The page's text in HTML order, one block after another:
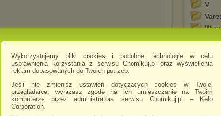
Wykorzystujemy pliki cookies i podobne technologie w celu
usprawnienia korzystania z serwisu Chomikuj.pl oraz wyświetlenia
reklam dopasowanych do Twoich potrzeb.
Jeśli nie zmienisz ustawień dotyczących cookies w Twojej
przeglądarce, wyrażasz zgodę na ich umieszczanie na Twoim
komputerze przez administratora serwisu Chomikuj.pl – Kelo
Corporation.
V
2 pl
Z